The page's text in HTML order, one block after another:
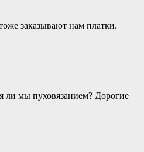
заказывают нам платки.
ли мы пуховязанием? Дорогие